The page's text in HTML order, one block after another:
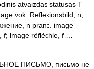
atvaizdas statusas T
vok. Reflexionsbild, n;
n pranc. image
f; image réfléchie, f …
ПИСЬМО, письмо не